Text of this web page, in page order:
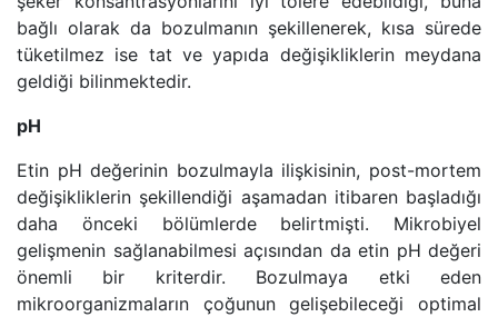
bağlı olarak da bozulmanın şekillenerek, kısa sürede
tüketilmez ise tat ve yapıda değişikliklerin meydana
geldiği bilinmektedir.
pH
Etin pH değerinin bozulmayla ilişkisinin, post-mortem
değişikliklerin şekillendiği aşamadan itibaren başladığı
daha önceki bölümlerde belirtmişti. Mikrobiyel
gelişmenin sağlanabilmesi açısından da etin pH değeri
önemli bir kriterdir. Bozulmaya etki eden
mikroorganizmaların çoğunun gelişebileceği optimal